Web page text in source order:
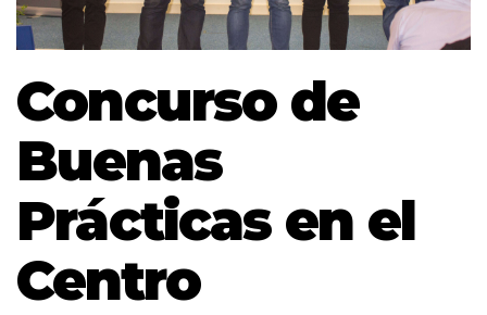
Concurso de
Buenas
Prácticas en el
Centro